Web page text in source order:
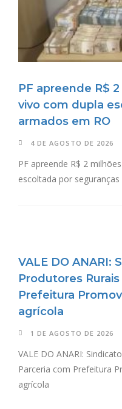
PF apreende R$
vivo com dupla
armados em RO
4 DE AGOSTO DE 2026
PF apreende R$ 2
escoltada por
VALE DO ANARI:
Produtores
Prefeitura
agrícola
1 DE AGOSTO DE 2026
VALE DO ANARI:
Parceria com Prefeitura
agrícola